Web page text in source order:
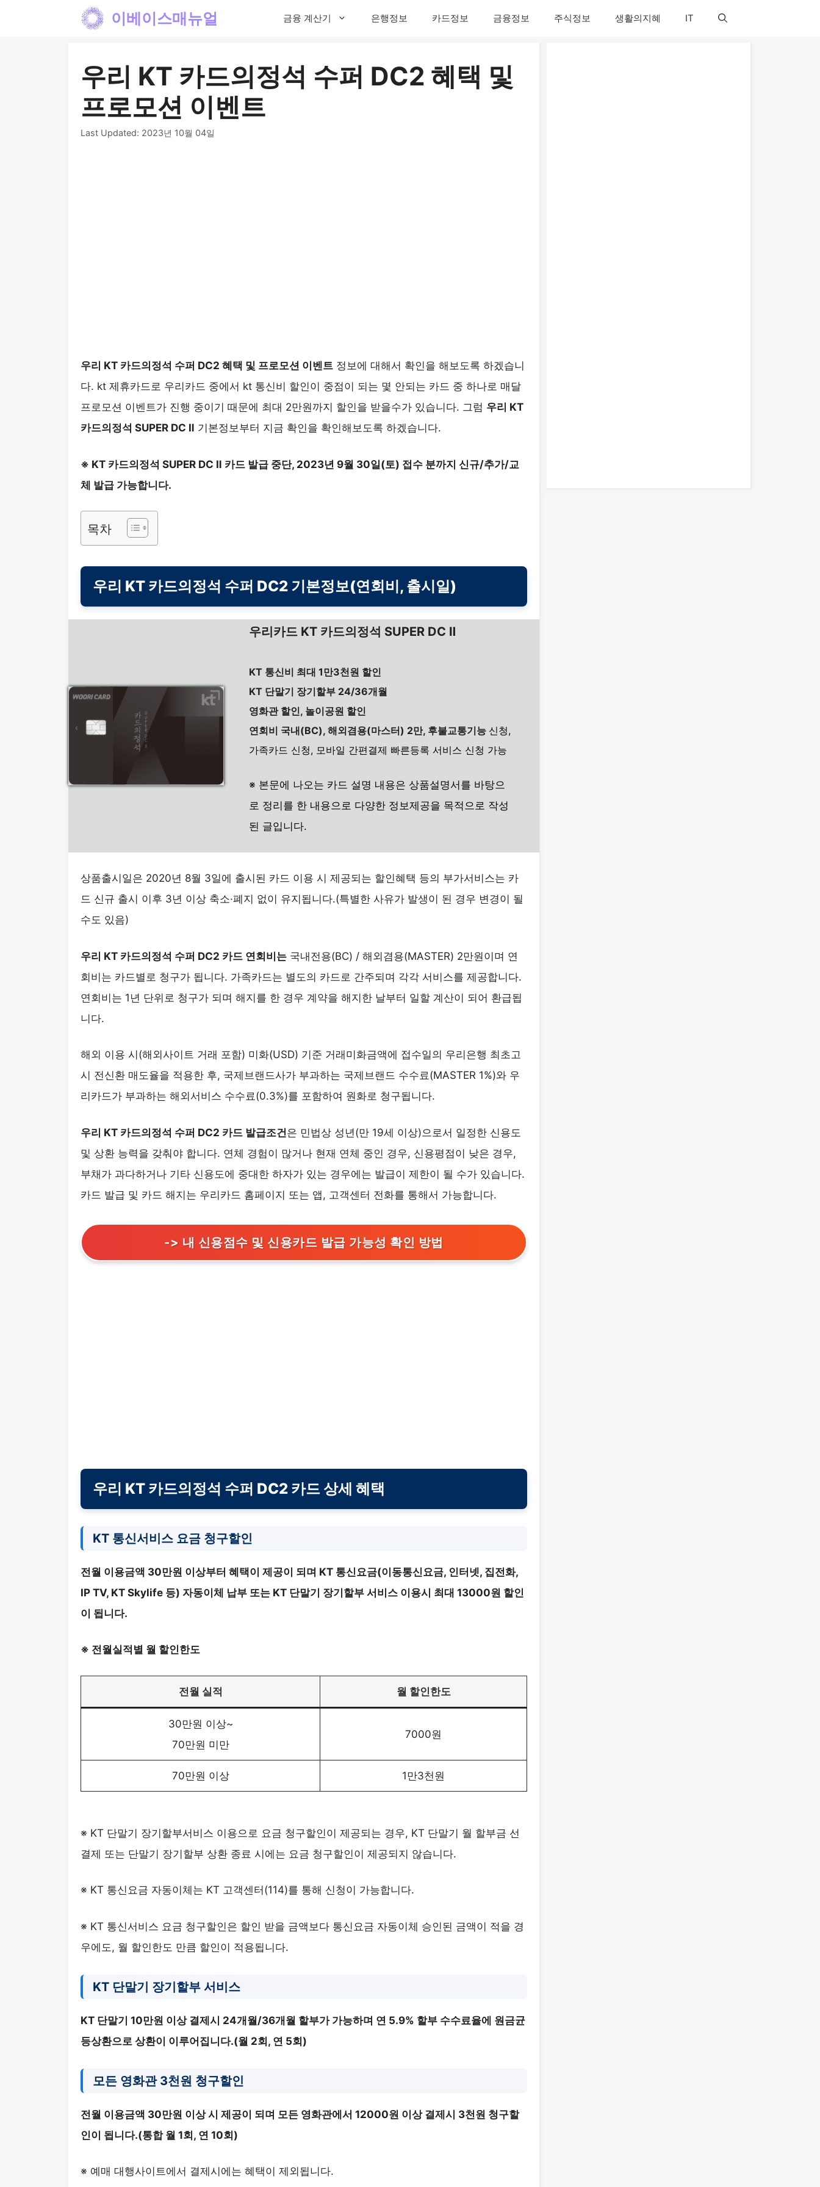
이베이스매뉴얼 금융 계산기 은행정보 카드정보 금융정보 주식정보 생활의지혜 IT
우리 KT 카드의정석 수퍼 DC2 혜택 및
프로모션 이벤트
Last Updated: 2023년 10월 04일
우리 KT 카드의정석 수퍼 DC2 혜택 및 프로모션 이벤트 정보에 대해서 확인을 해보도록 하겠습니
다. kt 제휴카드로 우리카드 중에서 kt 통신비 할인이 중점이 되는 몇 안되는 카드 중 하나로 매달
프로모션 이벤트가 진행 중이기 때문에 최대 2만원까지 할인을 받을수가 있습니다. 그럼 우리 KT
카드의정석 SUPER DC Ⅱ 기본정보부터 지금 확인을 확인해보도록 하겠습니다.
※ KT 카드의정석 SUPER DC Ⅱ 카드 발급 중단, 2023년 9월 30일(토) 접수 분까지 신규/추가/교
체 발급 가능합니다.
목차
우리 KT 카드의정석 수퍼 DC2 기본정보(연회비, 출시일)
우리카드 KT 카드의정석 SUPER DC Ⅱ
KT 통신비 최대 1만3천원 할인
KT 단말기 장기할부 24/36개월
영화관 할인, 놀이공원 할인
연회비 국내(BC), 해외겸용(마스터) 2만, 후불교통기능 신청,
가족카드 신청, 모바일 간편결제 빠른등록 서비스 신청 가능
※ 본문에 나오는 카드 설명 내용은 상품설명서를 바탕으
로 정리를 한 내용으로 다양한 정보제공을 목적으로 작성
된 글입니다.
상품출시일은 2020년 8월 3일에 출시된 카드 이용 시 제공되는 할인혜택 등의 부가서비스는 카
드 신규 출시 이후 3년 이상 축소·폐지 없이 유지됩니다.(특별한 사유가 발생이 된 경우 변경이 될
수도 있음)
우리 KT 카드의정석 수퍼 DC2 카드 연회비는 국내전용(BC) / 해외겸용(MASTER) 2만원이며 연
회비는 카드별로 청구가 됩니다. 가족카드는 별도의 카드로 간주되며 각각 서비스를 제공합니다.
연회비는 1년 단위로 청구가 되며 해지를 한 경우 계약을 해지한 날부터 일할 계산이 되어 환급됩
니다.
해외 이용 시(해외사이트 거래 포함) 미화(USD) 기준 거래미화금액에 접수일의 우리은행 최초고
시 전신환 매도율을 적용한 후, 국제브랜드사가 부과하는 국제브랜드 수수료(MASTER 1%)와 우
리카드가 부과하는 해외서비스 수수료(0.3%)를 포함하여 원화로 청구됩니다.
우리 KT 카드의정석 수퍼 DC2 카드 발급조건은 민법상 성년(만 19세 이상)으로서 일정한 신용도
및 상환 능력을 갖춰야 합니다. 연체 경험이 많거나 현재 연체 중인 경우, 신용평점이 낮은 경우,
부채가 과다하거나 기타 신용도에 중대한 하자가 있는 경우에는 발급이 제한이 될 수가 있습니다.
카드 발급 및 카드 해지는 우리카드 홈페이지 또는 앱, 고객센터 전화를 통해서 가능합니다.
-> 내 신용점수 및 신용카드 발급 가능성 확인 방법
우리 KT 카드의정석 수퍼 DC2 카드 상세 혜택
KT 통신서비스 요금 청구할인
전월 이용금액 30만원 이상부터 혜택이 제공이 되며 KT 통신요금(이동통신요금, 인터넷, 집전화,
IP TV, KT Skylife 등) 자동이체 납부 또는 KT 단말기 장기할부 서비스 이용시 최대 13000원 할인
이 됩니다.
※ 전월실적별 월 할인한도
전월 실적 월 할인한도
30만원 이상~
70만원 미만
7000원
70만원 이상 1만3천원
※ KT 단말기 장기할부서비스 이용으로 요금 청구할인이 제공되는 경우, KT 단말기 월 할부금 선
결제 또는 단말기 장기할부 상환 종료 시에는 요금 청구할인이 제공되지 않습니다.
※ KT 통신요금 자동이체는 KT 고객센터(114)를 통해 신청이 가능합니다.
※ KT 통신서비스 요금 청구할인은 할인 받을 금액보다 통신요금 자동이체 승인된 금액이 적을 경
우에도, 월 할인한도 만큼 할인이 적용됩니다.
KT 단말기 장기할부 서비스
KT 단말기 10만원 이상 결제시 24개월/36개월 할부가 가능하며 연 5.9% 할부 수수료율에 원금균
등상환으로 상환이 이루어집니다.(월 2회, 연 5회)
모든 영화관 3천원 청구할인
전월 이용금액 30만원 이상 시 제공이 되며 모든 영화관에서 12000원 이상 결제시 3천원 청구할
인이 됩니다.(통합 월 1회, 연 10회)
※ 예매 대행사이트에서 결제시에는 혜택이 제외됩니다.